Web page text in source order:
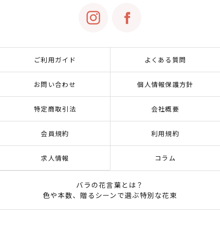
ご利用ガイド よくある質問
お問い合わせ 個人情報保護方針
特定商取引法 会社概要
会員規約 利用規約
求人情報 コラム
バラの花言葉とは？
色や本数、贈るシーンで選ぶ特別な花束